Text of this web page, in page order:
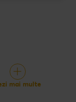
mai multe